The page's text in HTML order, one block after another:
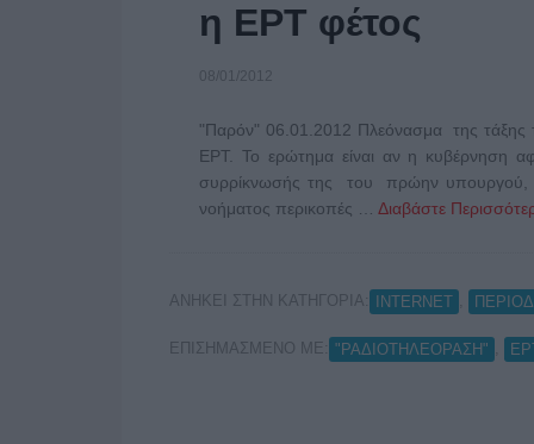
η ΕΡΤ φέτος
08/01/2012
"Παρόν" 06.01.2012 Πλεόνασμα της τάξης
ΕΡΤ. Το ερώτημα είναι αν η κυβέρνηση
συρρίκνωσής της του πρώην υπουργού,
νοήματος περικοπές … Διαβάστε
ΑΝΗΚΕΙ ΣΤΗΝ ΚΑΤΗΓΟΡΙΑ: INTERNET
ΕΠΙΣΗΜΑΣΜΕΝΟ ΜΕ: "ΡΑΔΙΟΤΗΛΕΟΡΑΣΗ"